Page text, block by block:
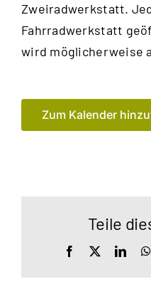
Zweiradwerkstatt.
Fahrradwerkstatt
wird möglicherweise
Zum Kalender
Teile
Facebook